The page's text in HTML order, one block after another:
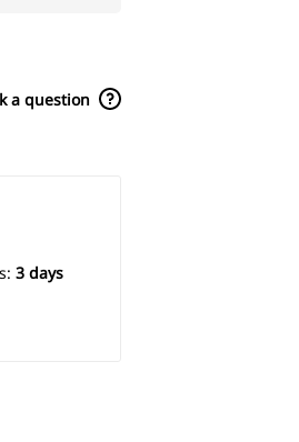
a question
3 days